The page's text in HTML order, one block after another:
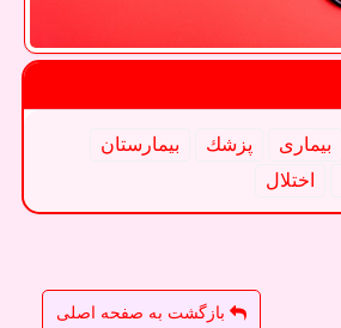
بیماری پزشك
بیمارستان
اختلال
بازگشت به صفحه اصلی